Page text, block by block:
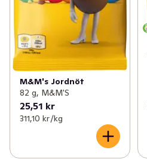
M&M's Jordnöt
82 g, M&M'S
25,51 kr
311,10 kr /kg